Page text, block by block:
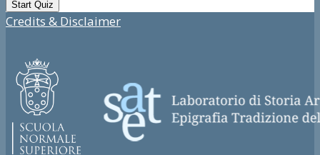
Credits & Disclaimer